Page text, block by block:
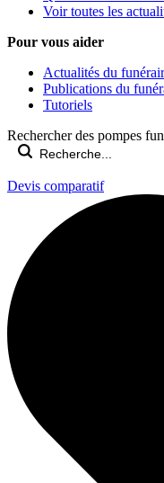
Voir toutes les
Pour vous aider
Actualités du
Publications du
Tutoriels
Rechercher des pompes
Devis comparatif